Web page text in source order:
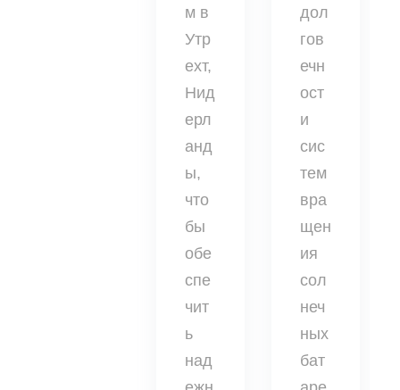
м в
Утр
ехт,
Нид
ерл
анд
ы,
что
бы
обе
спе
чит
ь
над
дол
гов
ечн
ост
и
сис
тем
вра
щен
ия
сол
неч
ных
бат